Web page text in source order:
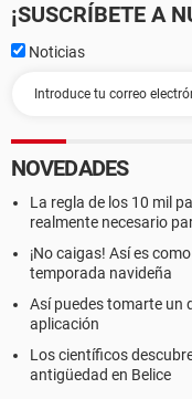
¡SUSCRÍBETE A
Noticias
NOVEDADES
La regla de los 10 mil
realmente necesario
¡No caigas! Así es
temporada navideña
Así puedes tomarte un
aplicación
Los científicos
antigüedad en Belice